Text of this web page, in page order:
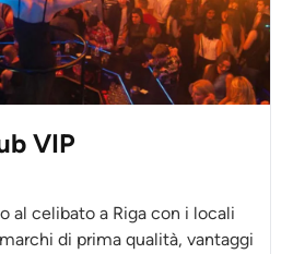
VIP
al celibato a Riga con i locali
di prima qualità, vantaggi